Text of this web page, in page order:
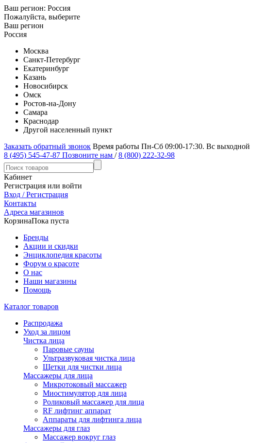
Ваш регион: Россия
Пожалуйста, выберите
Ваш регион
Россия
Москва
Санкт-Петербург
Екатеринбург
Казань
Новосибирск
Омск
Ростов-на-Дону
Самара
Краснодар
Другой населенный пункт
Заказать обратный звонок Время работы Пн-Сб 09:00-17:30. Вс выходной
8 (495) 545-47-87 Позвоните нам / 8 (800) 222-32-98
Кабинет
Регистрация или войти
Вход / Регистрация
Контакты
Адреса магазинов
КорзинаПока пуста
Бренды
Акции и скидки
Энциклопедия красоты
Форум о красоте
О нас
Наши магазины
Помощь
Каталог товаров
Распродажа
Уход за лицом
Чистка лица
Паровые сауны
Ультразвуковая чистка лица
Щетки для чистки лица
Массажеры для лица
Микротоковый массажер
Миостимулятор для лица
Роликовый массажер для лица
RF лифтинг аппарат
Аппараты для лифтинга лица
Массажеры для глаз
Массажер вокруг глаз